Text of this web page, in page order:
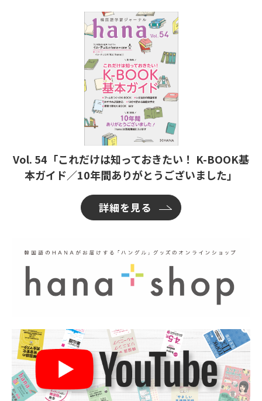
Vol. 54「これだけは知っておきたい！ K-BOOK基
本ガイド／10年間ありがとうございました」
詳細を見る